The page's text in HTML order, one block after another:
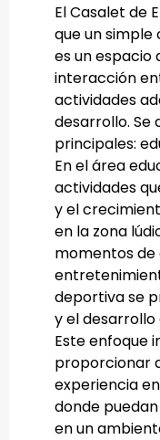
El Casalet de
que un
es un espacio
interacción
actividades
desarrollo. Se
principales:
En el área
actividades
y el
en la zona
momentos de
deportiva se
y el desarrollo
Este enfoque
proporcionar
experiencia
donde
en un